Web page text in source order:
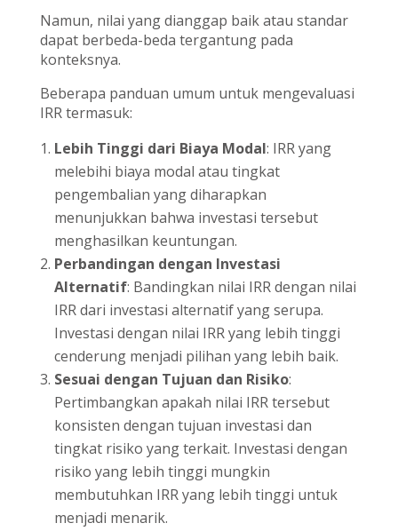
Namun, nilai yang dianggap baik atau standar
dapat berbeda-beda tergantung pada
konteksnya.
Beberapa panduan umum untuk mengevaluasi
IRR termasuk:
Lebih Tinggi dari Biaya Modal: IRR yang
melebihi biaya modal atau tingkat
pengembalian yang diharapkan
menunjukkan bahwa investasi tersebut
menghasilkan keuntungan.
Perbandingan dengan Investasi
Alternatif: Bandingkan nilai IRR dengan nilai
IRR dari investasi alternatif yang serupa.
Investasi dengan nilai IRR yang lebih tinggi
cenderung menjadi pilihan yang lebih baik.
Sesuai dengan Tujuan dan Risiko:
Pertimbangkan apakah nilai IRR tersebut
konsisten dengan tujuan investasi dan
tingkat risiko yang terkait. Investasi dengan
risiko yang lebih tinggi mungkin
membutuhkan IRR yang lebih tinggi untuk
menjadi menarik.